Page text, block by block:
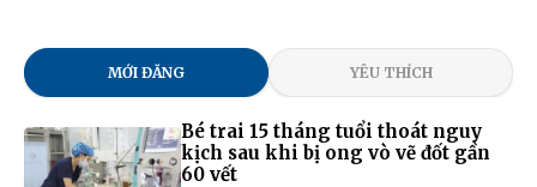
MỚI ĐĂNG YÊU THÍCH
Bé trai 15 tháng tuổi thoát nguy
kịch sau khi bị ong vò vẽ đốt gần
60 vết